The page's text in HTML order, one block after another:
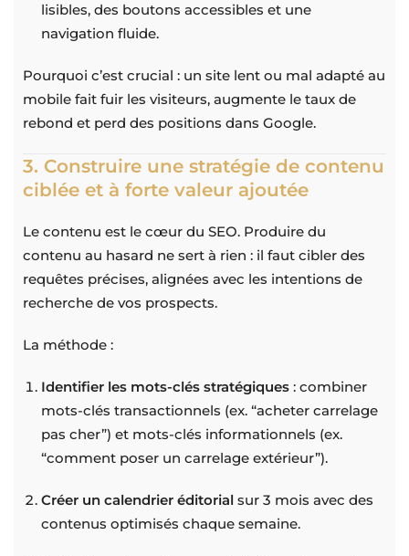
lisibles, des boutons accessibles et une
navigation fluide.
Pourquoi c’est crucial : un site lent ou mal adapté au
mobile fait fuir les visiteurs, augmente le taux de
rebond et perd des positions dans Google.
3. Construire une stratégie de contenu
ciblée et à forte valeur ajoutée
Le contenu est le cœur du SEO. Produire du
contenu au hasard ne sert à rien : il faut cibler des
requêtes précises, alignées avec les intentions de
recherche de vos prospects.
La méthode :
Identifier les mots-clés stratégiques : combiner
mots-clés transactionnels (ex. “acheter carrelage
pas cher”) et mots-clés informationnels (ex.
“comment poser un carrelage extérieur”).
Créer un calendrier éditorial sur 3 mois avec des
contenus optimisés chaque semaine.